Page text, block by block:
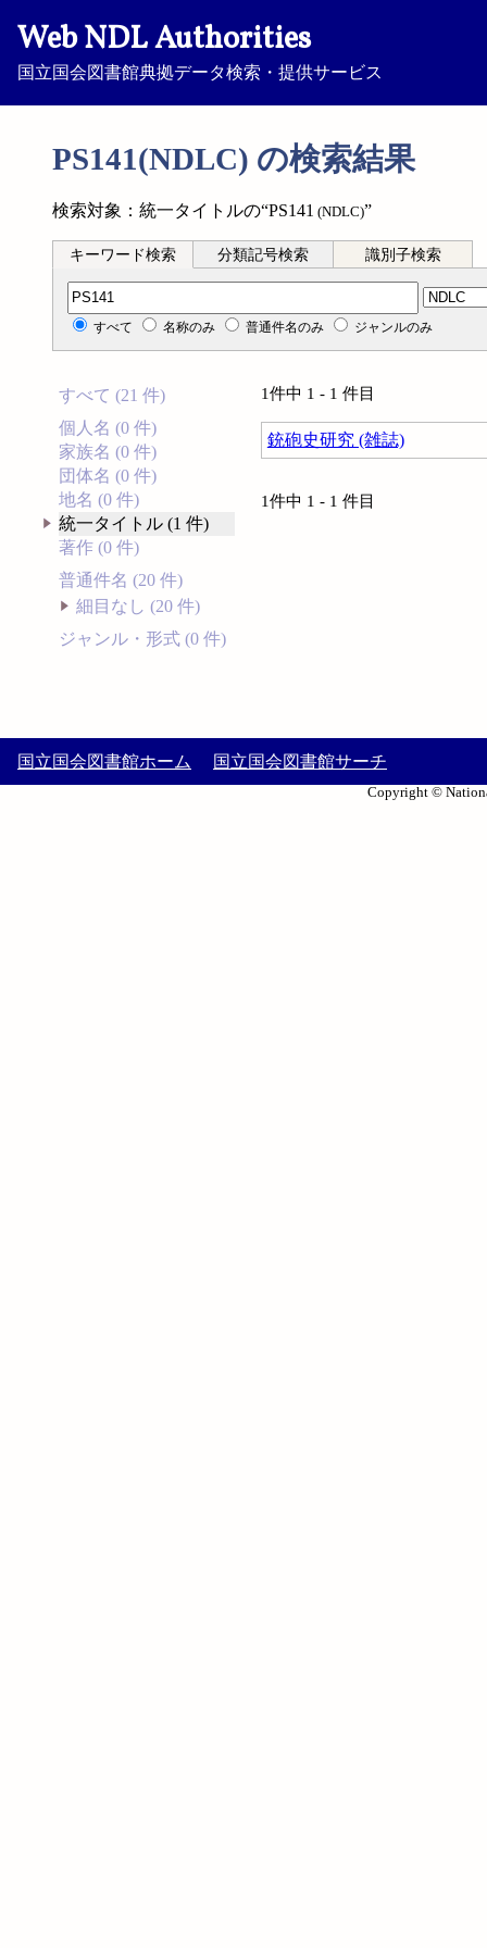
Web NDL Authorities
国立国会図書館典拠データ検索・提供サービス
PS141(NDLC) の検索結果
検索対象：統一タイトルの“PS141 (NDLC)”
キーワード検索 分類記号検索 識別子検索
分類記号検索
すべて 名称のみ 普通件名のみ ジャンルのみ
すべて (21 件)
個人名 (0 件)
家族名 (0 件)
団体名 (0 件)
地名 (0 件)
統一タイトル (1 件)
著作 (0 件)
普通件名 (20 件)
細目なし (20 件)
ジャンル・形式 (0 件)
1件中 1 - 1 件目
銃砲史研究 (雑誌)
1件中 1 - 1 件目
国立国会図書館ホーム 国立国会図書館サーチ
Copyright ©